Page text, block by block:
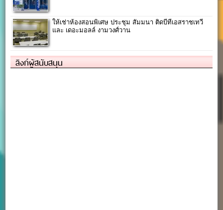
ให้เช่าห้องสอนพิเศษ ประชุม สัมมนา ติดบีทีเอสราชเทวี
และ เดอะมอลล์ งามวงศ์วาน
ลิงก์ผู้สนับสนุน